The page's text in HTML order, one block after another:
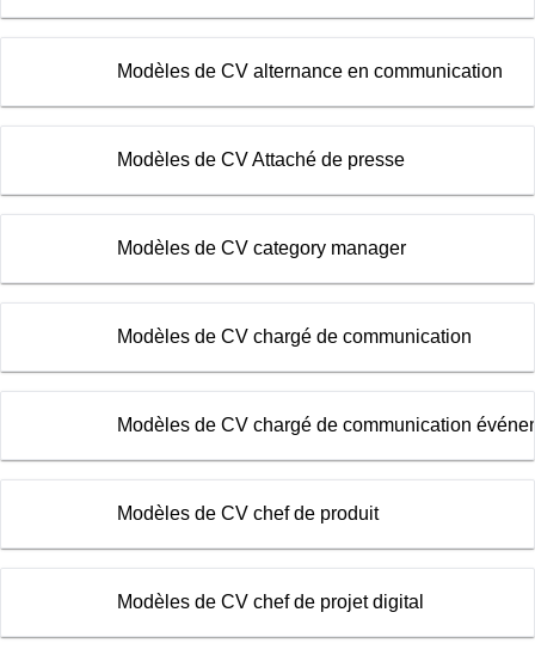
Modèles de CV alternance en communication
Modèles de CV Attaché de presse
Modèles de CV category manager
Modèles de CV chargé de communication
Modèles de CV chargé de communication
Modèles de CV chef de produit
Modèles de CV chef de projet digital